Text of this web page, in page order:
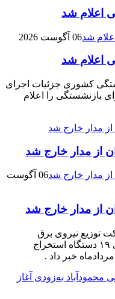
اعلام شد
06 آگوست 2026
اعلام شد
کشوری جزئیات اجرای
بازنشستگی را اعلام
06 آگوست
توزیع نیروی برق
مازندران از شناسایی و جمع‌آوری ۱۹ دستگاه استخراج
خبر داد .